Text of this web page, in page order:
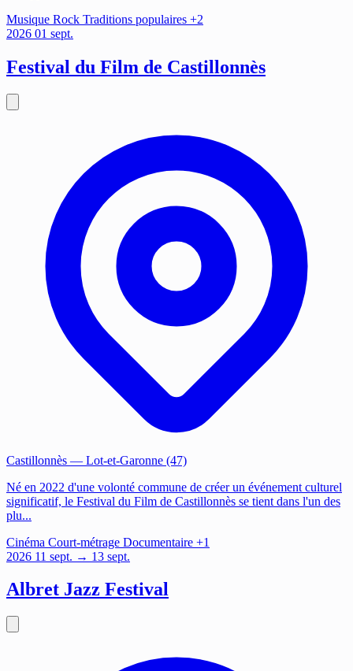
Musique Rock Traditions populaires +2
2026 01 sept.
Festival du Film de Castillonnès
Castillonnès — Lot-et-Garonne (47)
Né en 2022 d'une volonté commune de créer un événement culturel
significatif, le Festival du Film de Castillonnès se tient dans l'un des
plu...
Cinéma Court-métrage Documentaire +1
2026 11 sept. → 13 sept.
Albret Jazz Festival